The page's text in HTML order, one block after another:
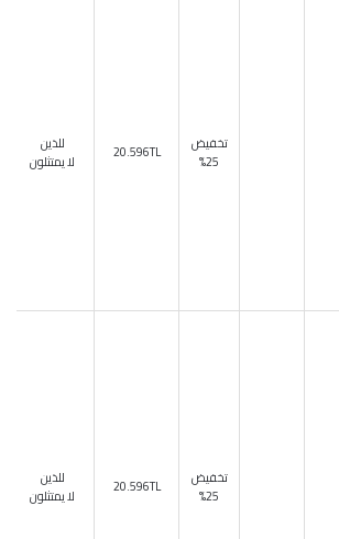
تخفيض
25%
20.596TL
للذين
لا يمتثلون
تخفيض
25%
20.596TL
للذين
لا يمتثلون